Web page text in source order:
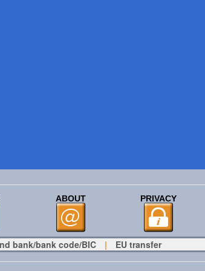
ABOUT PRIVACY
bank/bank code/BIC | EU transfer